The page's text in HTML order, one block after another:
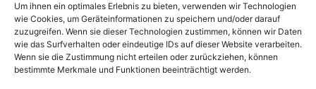
Um ihnen ein optimales Erlebnis zu bieten, verwenden wir Technologien
wie Cookies, um Geräteinformationen zu speichern und/oder darauf
zuzugreifen. Wenn sie dieser Technologien zustimmen, können wir Daten
wie das Surfverhalten oder eindeutige IDs auf dieser Website verarbeiten.
Wenn sie die Zustimmung nicht erteilen oder zurückziehen, können
bestimmte Merkmale und Funktionen beeinträchtigt werden.
Prüfung elektrischer Anlagen